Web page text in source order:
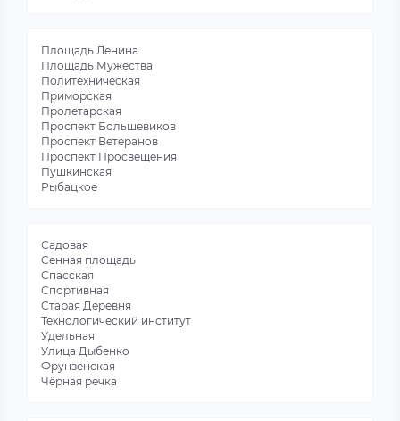
Площадь Ленина
Площадь Мужества
Политехническая
Приморская
Пролетарская
Проспект Большевиков
Проспект Ветеранов
Проспект Просвещения
Пушкинская
Рыбацкое
Садовая
Сенная площадь
Спасская
Спортивная
Старая Деревня
Технологический институт
Удельная
Улица Дыбенко
Фрунзенская
Чёрная речка